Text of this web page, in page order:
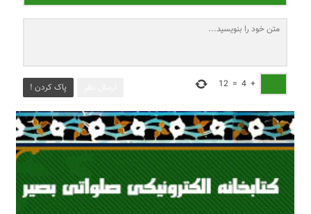
پاک کردن ! +
4
=
12